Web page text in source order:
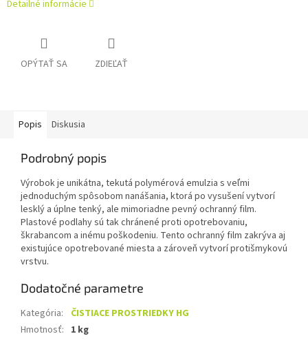
Detailné informácie
OPÝTAŤ SA ZDIEĽAŤ
Popis Diskusia
Podrobný popis
Výrobok je unikátna, tekutá polymérová emulzia s veľmi
jednoduchým spôsobom nanášania, ktorá po vysušení vytvorí
lesklý a úplne tenký, ale mimoriadne pevný ochranný film.
Plastové podlahy sú tak chránené proti opotrebovaniu,
škrabancom a inému poškodeniu. Tento ochranný film zakrýva aj
existujúce opotrebované miesta a zároveň vytvorí protišmykovú
vrstvu.
Dodatočné parametre
Kategória:
ČISTIACE PROSTRIEDKY HG
Hmotnosť: 1 kg